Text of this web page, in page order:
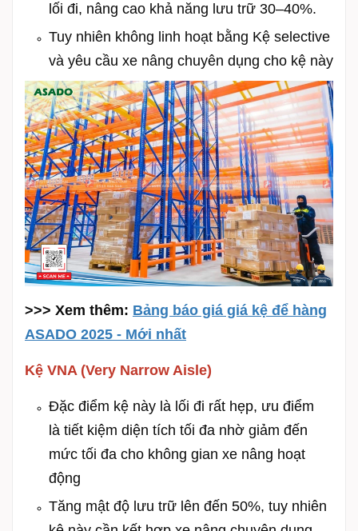
lối đi, nâng cao khả năng lưu trữ 30–40%.
Tuy nhiên không linh hoạt bằng Kệ selective
và yêu cầu xe nâng chuyên dụng cho kệ này
>>> Xem thêm: Bảng báo giá giá kệ để hàng
ASADO 2025 - Mới nhất
Kệ VNA (Very Narrow Aisle)
Đặc điểm kệ này là lối đi rất hẹp, ưu điểm
là tiết kiệm diện tích tối đa nhờ giảm đến
mức tối đa cho không gian xe nâng hoạt
động
Tăng mật độ lưu trữ lên đến 50%, tuy nhiên